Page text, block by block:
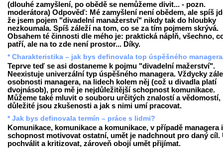
(dlouhé zamyšlení, po obědě se nemůžeme divit... - pozn.
moderátora) Odpověď: Mé zamyšlení není obědem, ale spíš
že jsem pojem "divadelní manažerství" nikdy tak do hloubky
nezkoumala. Spíš záleží na tom, co se za tím pojmem skrývá.
Obsahem té činnosti dle mého je: praktická náplň, všechno,
patří, ale na to zde není prostor... Díky.
* Charakteristika – jak bys definovala top úspěšného
Teprve teď se asi dostaneme k pojmu "divadelní mažerství".
Neexistuje univerzální typ úspěšného managera. Vždycky
osobnosti managera, na lidech kolem něj (což u divadla platí
dvojnásob), pro mě je nejdůležitější schopnost komunikace.
Můžeme také mluvit o souboru určitých znalostí a vědomostí,
důležité jsou zkušenosti a jak s nimi umí pracovat.
* Jak bys definovala termín – práce s lidmi?
Komunikace, komunikace a komunikace, v případě managera i
schopnost motivovat ostatní, umět je nadchnout pro daný cíl.
pochválit a kritizovat, zároveň obojí umět přijímat.